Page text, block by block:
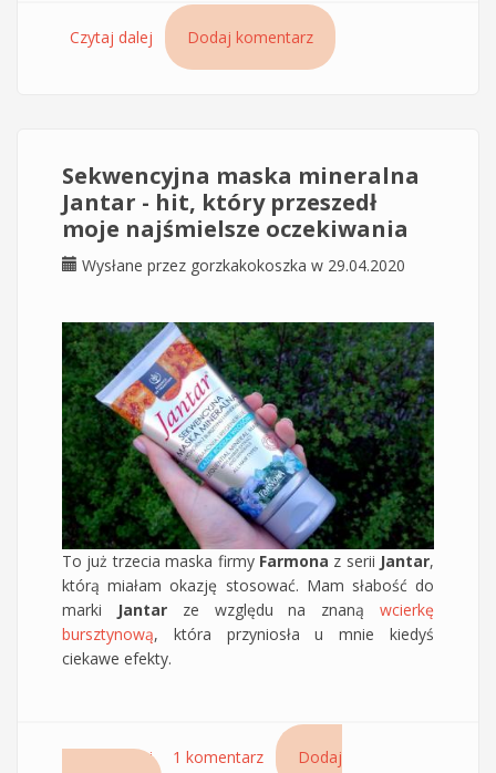
Czytaj dalej wpis Krem Komfort Ecolab do twarzy i szyi -
aktywny lifting - ulubiony krem od kilku lat
Dodaj komentarz
Sekwencyjna maska mineralna
Jantar - hit, który przeszedł
moje najśmielsze oczekiwania
Wysłane przez gorzkakokoszka w 29.04.2020
To już trzecia maska firmy Farmona z serii Jantar,
którą miałam okazję stosować. Mam słabość do
marki
Jantarze względu na znanąwcierkę
bursztynową, która przyniosła u mnie kiedyś
ciekawe efekty.
Czytaj dalejwpis Sekwencyjna maska mineralna Jantar - hit,
1 komentarz
Dodaj